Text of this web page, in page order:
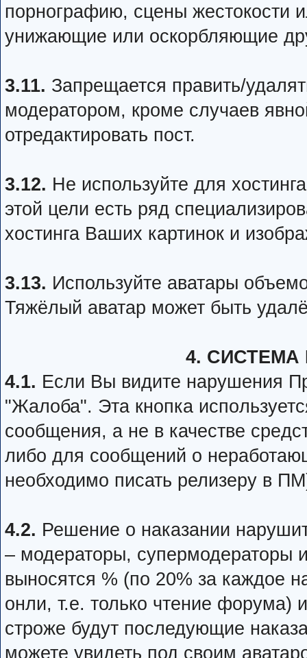
порнографию, сцены жестокости
унижающие или оскорбляющие
3.11. Запрещается править/
модератором, кроме случаев
отредактировать пост.
3.12. Не используйте для
этой цели есть ряд
хостинга Ваших картинок и
3.13. Используйте аватары
Тяжёлый аватар может быть
4.
4.1. Если Вы видите нарушения
"Жалоба". Эта кнопка
cooбщeния, а не в качестве
либо для сообщений о
необходимо писать релизеру в
4.2. Решение о наказании
– модераторы, супермодераторы
выносятся % (по 20% за каждое
онли, т.е. только чтение
строже будут последующие
можете увидеть под своим